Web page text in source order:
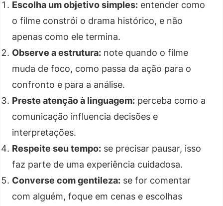
Escolha um objetivo simples: entender como
o filme constrói o drama histórico, e não
apenas como ele termina.
Observe a estrutura: note quando o filme
muda de foco, como passa da ação para o
confronto e para a análise.
Preste atenção à linguagem: perceba como a
comunicação influencia decisões e
interpretações.
Respeite seu tempo: se precisar pausar, isso
faz parte de uma experiência cuidadosa.
Converse com gentileza: se for comentar
com alguém, foque em cenas e escolhas